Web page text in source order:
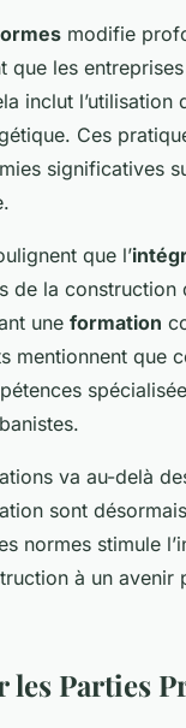
modifie
que les
inclut
Ces
significatives
que l’
de la
une formation
mentionnent que
va au-delà
sont
normes stimule
à un avenir
Parties